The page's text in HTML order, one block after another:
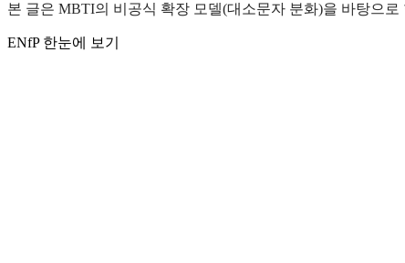
본 글은 MBTI의 비공식 확장 모델(대소문자 분화)을 바탕으
ENfP 한눈에 보기